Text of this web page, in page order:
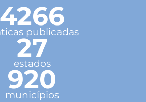
4266
publicadas
27
estados
920
municípios